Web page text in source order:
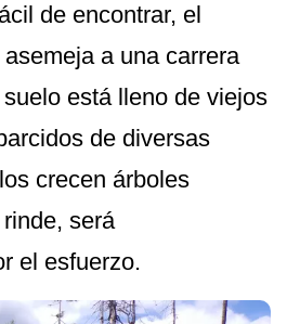
de encontrar, el
a una carrera
está lleno de viejos
de diversas
crecen árboles
será
el esfuerzo.